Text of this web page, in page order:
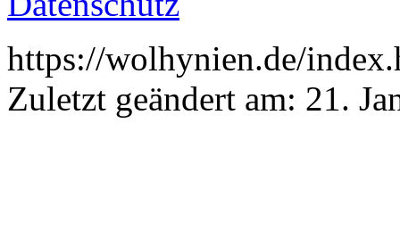
https://wolhynien.de/
Zuletzt geändert am: 21.